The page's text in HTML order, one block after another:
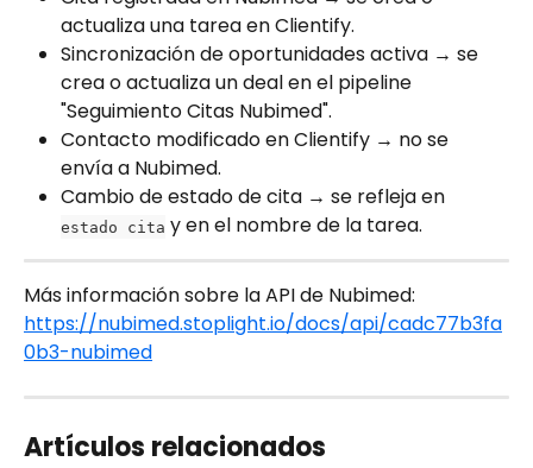
actualiza una tarea en Clientify.
Sincronización de oportunidades activa → se
crea o actualiza un deal en el pipeline
"Seguimiento Citas Nubimed".
Contacto modificado en Clientify → no se
envía a Nubimed.
Cambio de estado de cita → se refleja en
estado cita y en el nombre de la tarea.
Más información sobre la API de Nubimed:
https://nubimed.stoplight.io/docs/api/cadc77b3fa
0b3-nubimed
Artículos relacionados